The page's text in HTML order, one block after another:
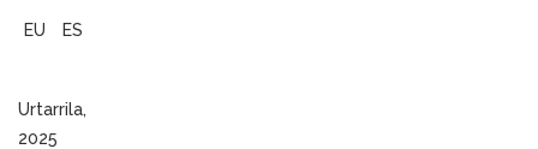
EU ES
Urtarrila,
2025